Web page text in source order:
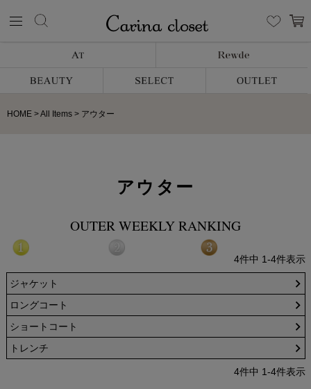
HOME All Items アウター
アウター
OUTER WEEKLY RANKING
4件中 1-4件表示
ジャケット
ロングコート
ショートコート
トレンチ
4件中 1-4件表示